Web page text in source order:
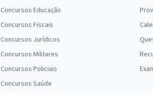
Concursos Educação
Concursos Fiscais
Concursos Jurídicos
Concursos Militares
Concursos Policiais
Concursos Saúde